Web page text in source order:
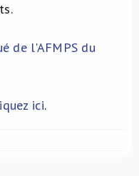
de l'AFMPS du
ici.